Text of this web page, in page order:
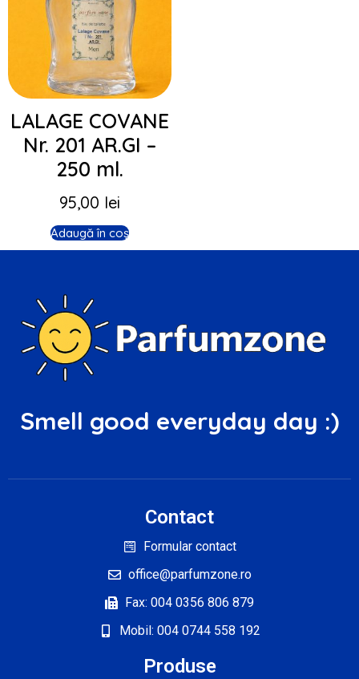
LALAGE COVANE
Nr. 201 AR.GI –
250 ml.
95,00 lei
Adaugă în coș
Smell good everyday day :)
Contact
Formular contact
office@parfumzone.ro
Fax: 004 0356 806 879
Mobil: 004 0744 558 192
Produse